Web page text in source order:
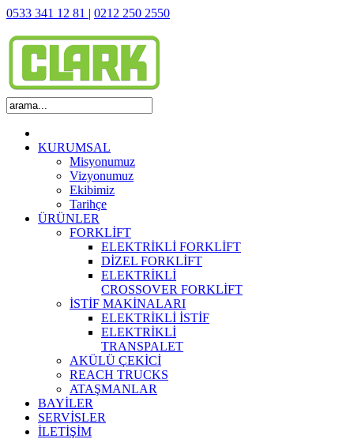
0533 341 12 81 | 0212 250 2550
KURUMSAL
Misyonumuz
Vizyonumuz
Ekibimiz
Tarihçe
ÜRÜNLER
FORKLİFT
ELEKTRİKLİ FORKLİFT
DİZEL FORKLİFT
ELEKTRİKLİ
CROSSOVER FORKLİFT
İSTİF MAKİNALARI
ELEKTRİKLİ İSTİF
ELEKTRİKLİ
TRANSPALET
AKÜLÜ ÇEKİCİ
REACH TRUCKS
ATAŞMANLAR
BAYİLER
SERVİSLER
İLETİŞİM